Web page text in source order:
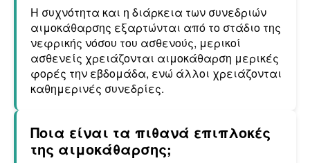
Η συχνότητα και η διάρκεια των συνεδριών
αιμοκάθαρσης εξαρτώνται από το στάδιο της
νεφρικής νόσου του ασθενούς, μερικοί
ασθενείς χρειάζονται αιμοκάθαρση μερικές
φορές την εβδομάδα, ενώ άλλοι χρειάζονται
καθημερινές συνεδρίες.
Ποια είναι τα πιθανά επιπλοκές
της αιμοκάθαρσης;